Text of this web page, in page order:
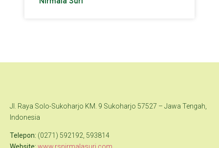
Jl. Raya Solo-Sukoharjo KM. 9 Sukoharjo 57527 – Jawa Tengah,
Indonesia
Telepon: (0271) 592192, 593814